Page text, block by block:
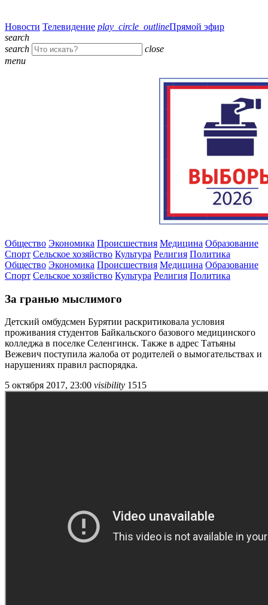
Новости Телевидение play_circle_outlineПрямой эфир
search
search
close
menu
Общество Экономика Происшествия Медицина Образование
Спорт Сельское хозяйство Культура Религия Политика
Общество Экономика Происшествия Медицина Образование
Спорт Сельское хозяйство Культура Религия Политика
За гранью мыслимого
Детский омбудсмен Бурятии раскритиковала условия
проживания студентов Байкальского базового медицинского
колледжа в поселке Селенгинск. Также в адрес Татьяны
Вежевич поступила жалоба от родителей о вымогательствах и
нарушениях правил распорядка.
5 октября 2017, 23:00 visibility 1515